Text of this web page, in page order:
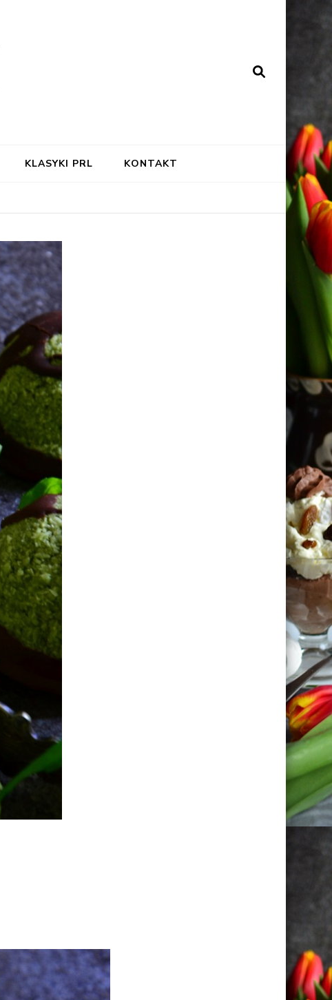
KLASYKI PRL KONTAKT